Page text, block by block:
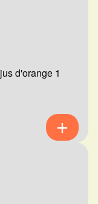
d'orange 1